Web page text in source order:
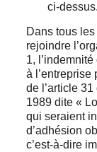
ci-dessus.
Dans tous
rejoindre
1,
à l’entreprise
de l’article
1989 dite «
qui seraient
d’adhésion
c’est-à-dire